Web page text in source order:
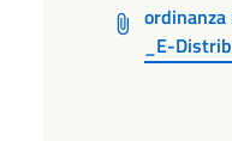
_E-